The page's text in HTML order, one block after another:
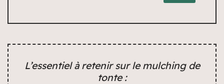
L’essentiel à retenir sur le mulching de
tonte :